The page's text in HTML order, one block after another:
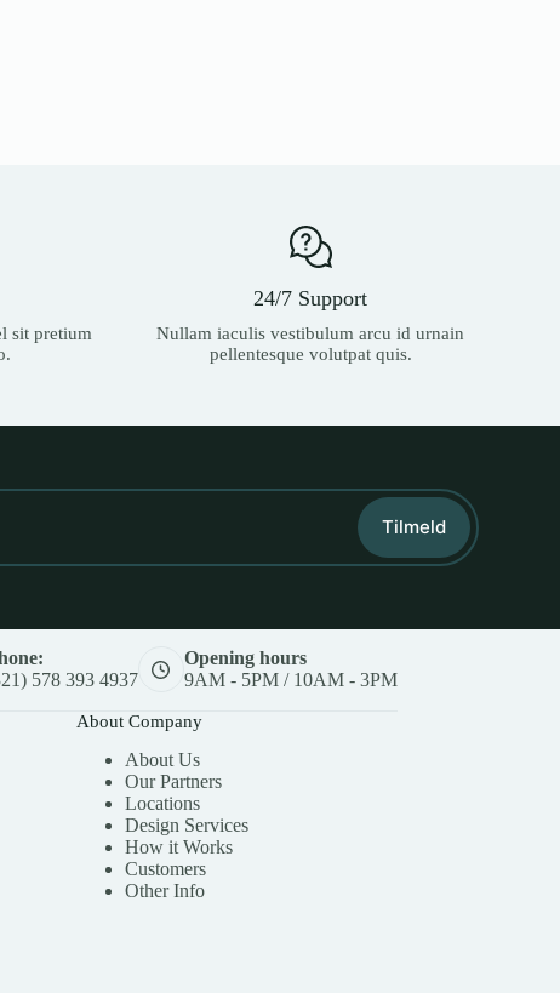
sit pretium
24/7 Support
Nullam iaculis vestibulum arcu id urnain
pellentesque volutpat quis.
Tilmeld
578 393 4937
Opening hours
9AM - 5PM / 10AM - 3PM
About Company
About Us
Our Partners
Locations
Design Services
How it Works
Customers
Other Info